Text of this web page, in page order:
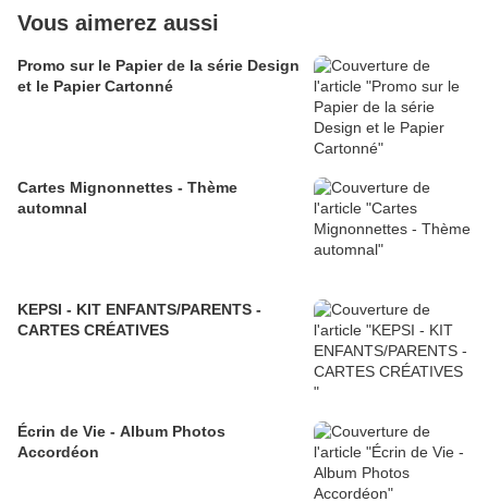
Vous aimerez aussi
Promo sur le Papier de la série Design
et le Papier Cartonné
Cartes Mignonnettes - Thème
automnal
KEPSI - KIT ENFANTS/PARENTS -
CARTES CRÉATIVES
Écrin de Vie - Album Photos
Accordéon